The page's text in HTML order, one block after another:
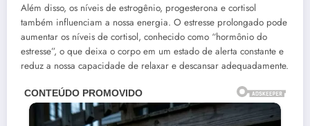
Além disso, os níveis de estrogênio, progesterona e cortisol
também influenciam a nossa energia. O estresse prolongado pode
aumentar os níveis de cortisol, conhecido como “hormônio do
estresse”, o que deixa o corpo em um estado de alerta constante e
reduz a nossa capacidade de relaxar e descansar adequadamente.